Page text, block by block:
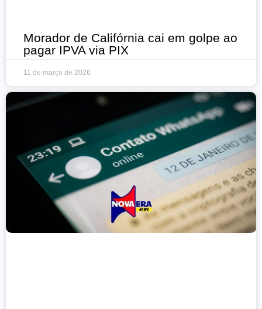
Morador de Califórnia cai em golpe ao
pagar IPVA via PIX
11 de março de 2026